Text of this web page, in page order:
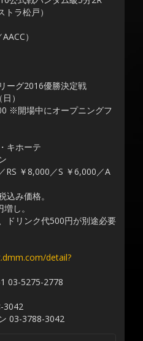
ラ松戸）
）
ーグ2016優勝決定戦
）
※開場中にオープニングフ
キホーテ
RS ￥8,000／S ￥6,000／A
価格。
。
ク代500円が別途必要
detail?
03-5275-2778
03-3788-3042